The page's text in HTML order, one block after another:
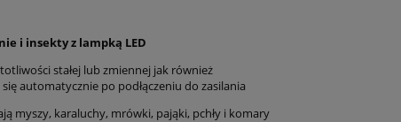
i insekty z lampką LED
stałej lub zmiennej jak również
automatycznie po podłączeniu do zasilania
myszy, karaluchy, mrówki, pająki, pchły i komary